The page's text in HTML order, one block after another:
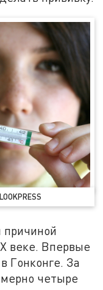
причиной
веке. Впервые
Гонконге. За
четыре